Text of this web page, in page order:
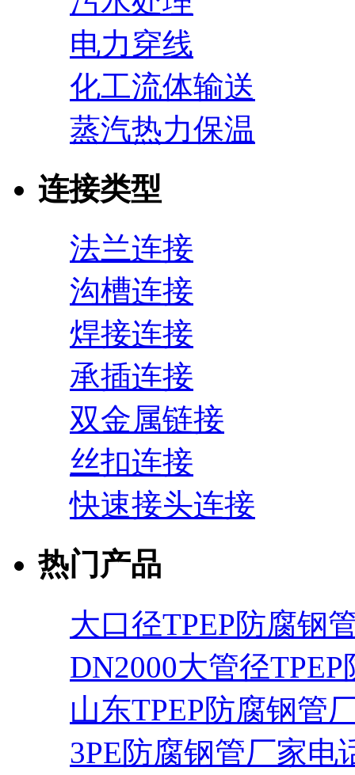
电力穿线
化工流体输送
蒸汽热力保温
连接类型
法兰连接
沟槽连接
焊接连接
承插连接
双金属链接
丝扣连接
快速接头连接
热门产品
大口径TPEP防腐钢
DN2000大管径
山东TPEP防腐钢管
3PE防腐钢管厂家电